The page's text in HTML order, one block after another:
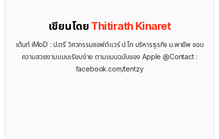
เขียนโดย Thitirath Kinaret
เต้นท์ iMoD : ป.ตรี วิศวกรรมซอฟต์แวร์ ป.โท บริหารธุรกิจ ม.พายัพ ชอบ
ความสวยงามแบบเรียบง่าย ตามแบบฉบับของ Apple @Contact :
facebook.com/tentzy